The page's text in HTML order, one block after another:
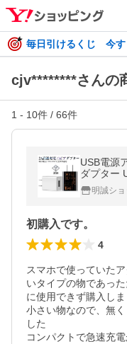
毎日引けるくじ 今す
cjv********さんの
1 - 10件 / 66件
USB電源
ダプター
PSE認証
ト【PL保
明誠シ
初購入です。
4
スマホで使っていた
いタイプの物であっ
に使用できず購入しま
小さい物なので、無
した
コンパクトで急速充